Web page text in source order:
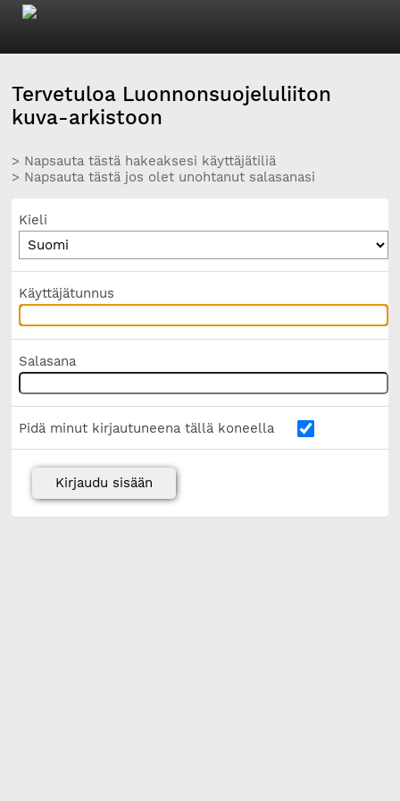
Tervetuloa Luonnonsuojeluliiton
kuva-arkistoon
> Napsauta tästä hakeaksesi käyttäjätiliä
> Napsauta tästä jos olet unohtanut salasanasi
Kieli
Käyttäjätunnus
Salasana
Pidä minut kirjautuneena tällä koneella